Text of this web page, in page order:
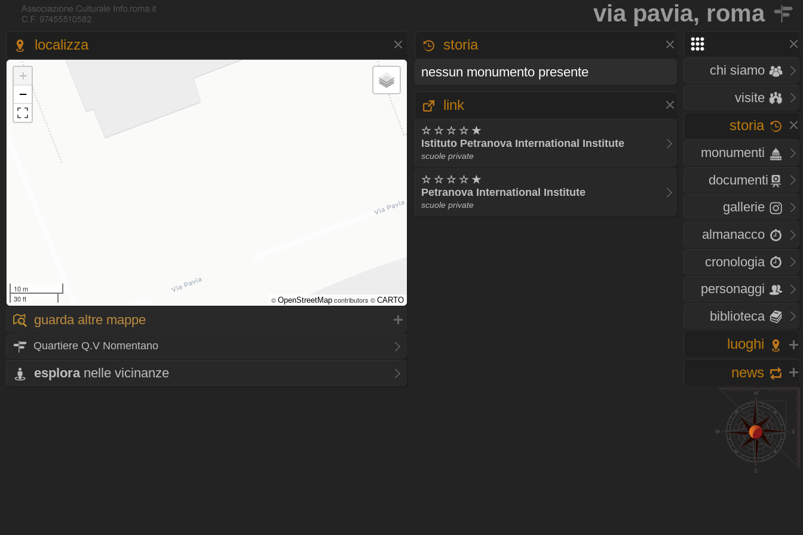
via pavia, roma
chi siamo
visite
storia
monumenti
documenti
gallerie
almanacco
cronologia
personaggi
biblioteca
luoghi
news
localizza
+
−
10 m
30 ft
© OpenStreetMap contributors © CARTO
guarda altre mappe
Quartiere Q.V Nomentano
esplora nelle vicinanze
storia
nessun monumento presente
link
☆ ☆ ☆ ☆ ★
Istituto Petranova International Institute
scuole private
☆ ☆ ☆ ☆ ★
Petranova International Institute
scuole private